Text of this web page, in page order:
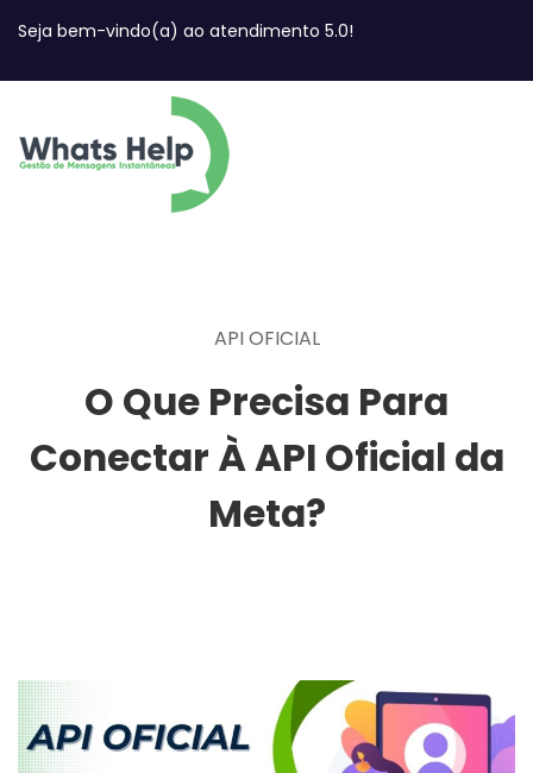
Seja bem-vindo(a) ao atendimento 5.0!
API OFICIAL
O Que Precisa Para
Conectar À API Oficial da
Meta?